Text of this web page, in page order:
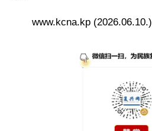
www.kcna.kp (2026.06.10.)